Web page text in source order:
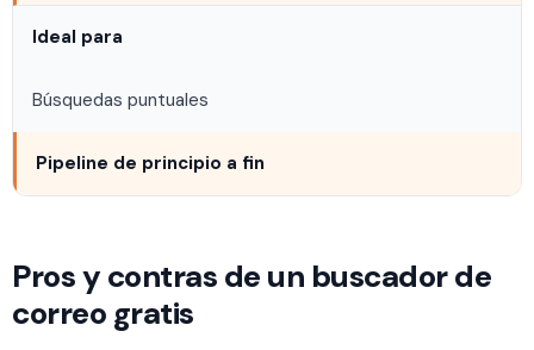
Ideal para
Búsquedas puntuales
Pipeline de principio a fin
Pros y contras de un buscador de
correo gratis